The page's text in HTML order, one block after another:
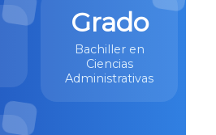
Grado
Bachiller en
Ciencias
Administrativas